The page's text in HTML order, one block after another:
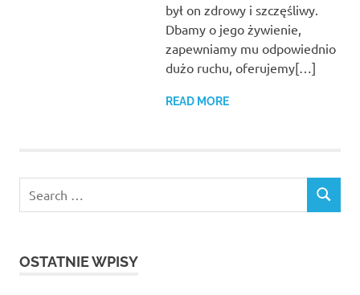
był on zdrowy i szczęśliwy.
Dbamy o jego żywienie,
zapewniamy mu odpowiednio
dużo ruchu, oferujemy[…]
READ MORE
for:
SEARCH
OSTATNIE WPISY